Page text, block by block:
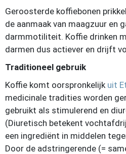
Geroosterde koffiebonen
de aanmaak van maagzuur en
darmmotiliteit. Koffie drinken
darmen dus actiever en drijft
Traditioneel gebruik
Koffie komt oorspronkelijk uit
medicinale tradities worden
gebruikt als stimulerend en
(Diuretisch betekent
een ingrediënt in middelen
Door de adstringerende (=